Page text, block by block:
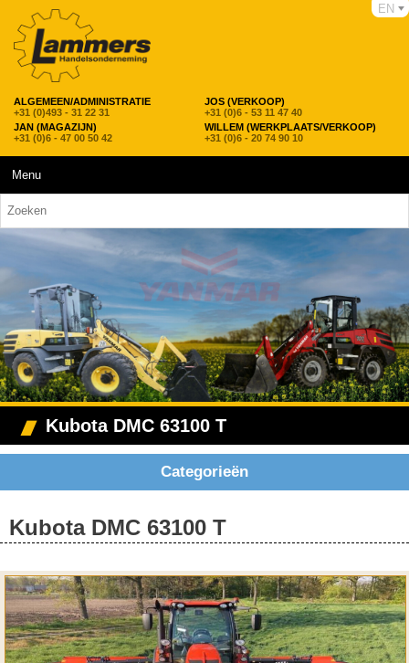
ALGEMEEN/ADMINISTRATIE
+31 (0)493 - 31 22 31
JOS (VERKOOP)
+31 (0)6 - 53 11 47 40
JAN (MAGAZIJN)
+31 (0)6 - 47 00 50 42
WILLEM (WERKPLAATS/VERKOOP)
+31 (0)6 - 20 74 90 10
EN
Menu
Kubota DMC 63100 T
Categorieën
Kubota DMC 63100 T